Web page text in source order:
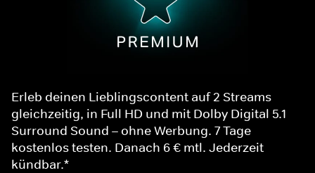
Erleb deinen Lieblingscontent auf 2 Streams
gleichzeitig, in Full HD und mit Dolby Digital 5.1
Surround Sound – ohne Werbung. 7 Tage
kostenlos testen. Danach 6 € mtl. Jederzeit
kündbar.*